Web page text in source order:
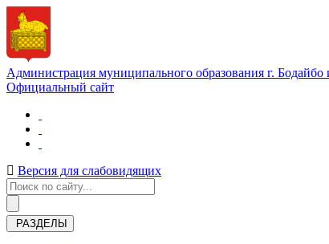
Администрация муниципального образования г. Бодайбо
Официальный сайт
Версия для слабовидящих
РАЗДЕЛЫ